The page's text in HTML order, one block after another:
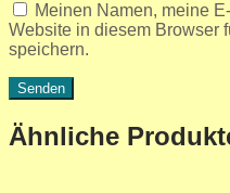
Meinen Namen, meine
Website in diesem Browser
speichern.
Ähnliche